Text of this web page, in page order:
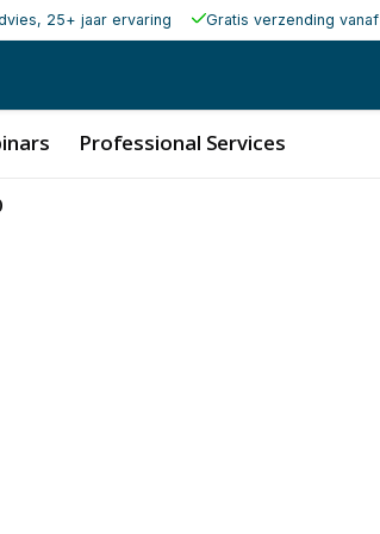
25+ jaar ervaring Gratis verzending vanaf
Professional Services